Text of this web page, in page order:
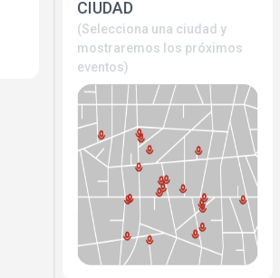
CIUDAD
(Selecciona una ciudad y
mostraremos los próximos
eventos)